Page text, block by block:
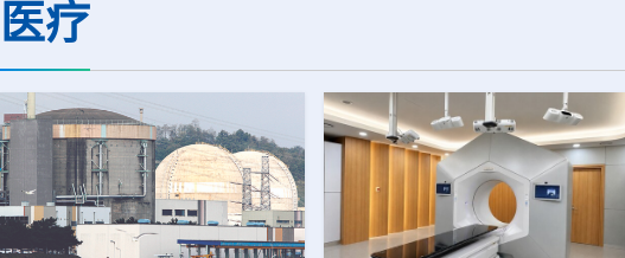
医疗